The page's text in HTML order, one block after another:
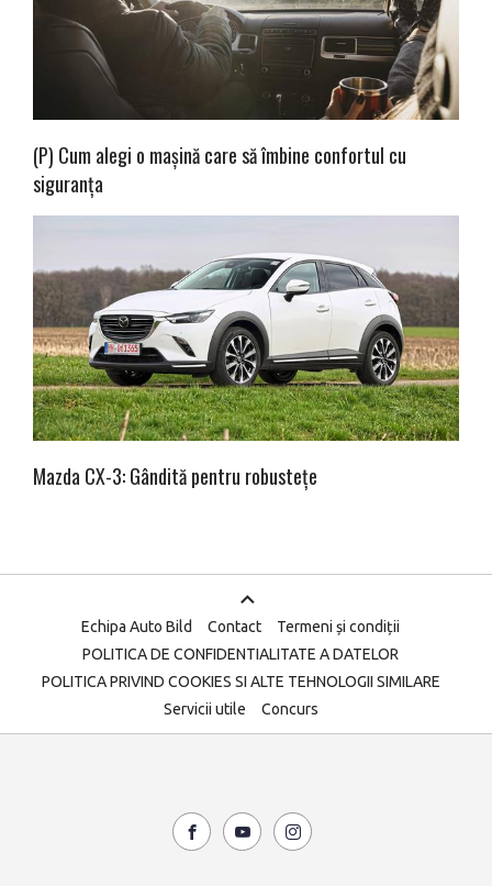
(P) Cum alegi o mașină care să îmbine confortul cu
siguranța
Mazda CX-3: Gândită pentru robustețe
Echipa Auto Bild Contact
Termeni și condiții
POLITICA DE CONFIDENTIALITATE A DATELOR
POLITICA PRIVIND COOKIES SI ALTE TEHNOLOGII SIMILARE
Servicii utile
Concurs